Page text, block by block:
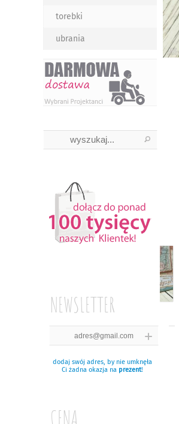
torebki
ubrania
NEWSLETTER
dodaj swój adres, by nie umknęła
Ci żadna okazja na prezent!
CENA